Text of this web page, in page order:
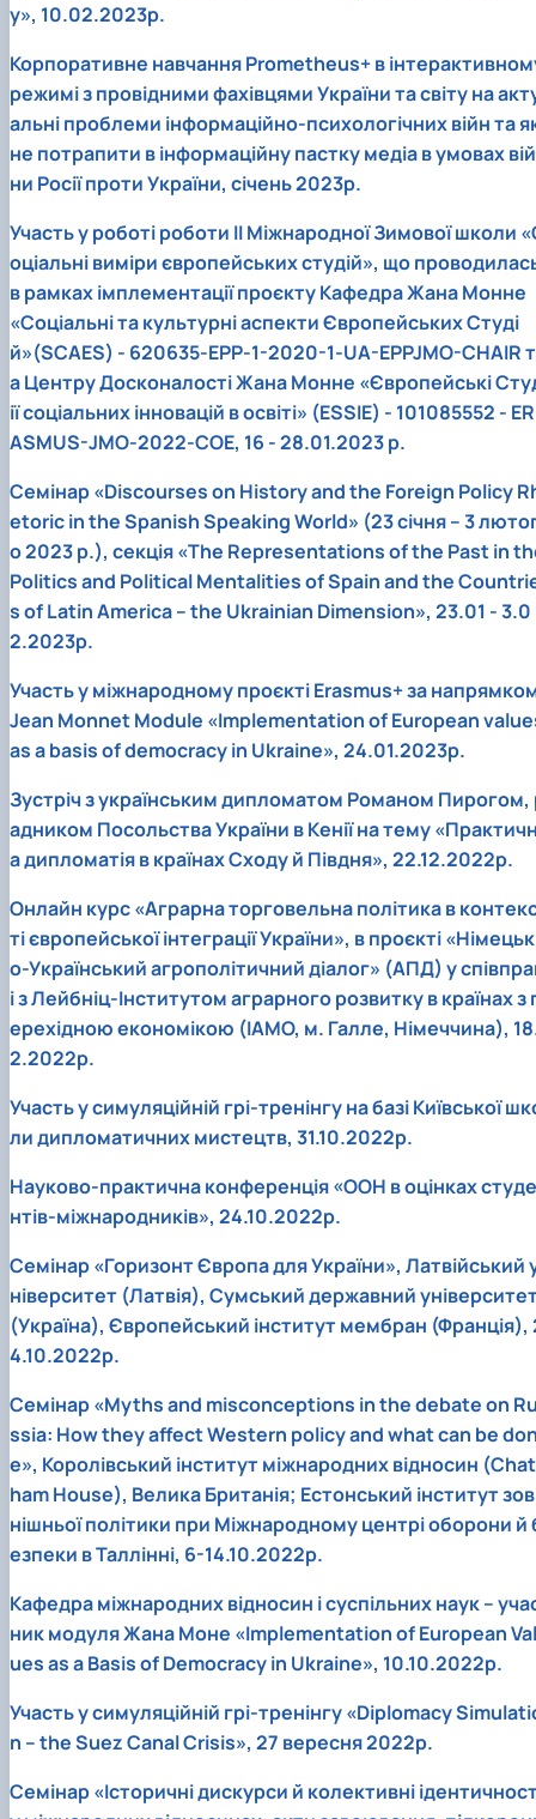
у», 10.02.2023р.
Корпоративне навчання Prometheus+ в
режимі з провідними фахівцями України та світу на
альні проблеми інформаційно-психологічних війн та
не потрапити в інформаційну пастку медіа в умовах вій
ни Росії проти України, січень 2023р.
Участь у роботі роботи ІІ Міжнародної Зимової школи
оціальні виміри європейських студій», що
в рамках імплементації проєкту Кафедра Жана Монне
«Соціальні та культурні аспекти Європейських Студі
й»(SCAES) - 620635-EPP-1-2020-1-UA-EPPJMO-CHAIR т
а Центру Досконалості Жана Монне «Європейські
ії соціальних інновацій в освіті» (ESSIE) - 101085552 - ER
ASMUS-JMO-2022-COE, 16 - 28.01.2023 р.
Семінар «Discourses on History and the Foreign Policy
etoric in the Spanish Speaking World» (23 січня – 3
о 2023 р.), секція «The Representations of the Past in
Politics and Political Mentalities of Spain and the
s of Latin America – the Ukrainian Dimension», 23.01 - 3.0
2.2023р.
Участь у міжнародному проєкті Erasmus+ за
Jean Monnet Module «Implementation of European
as a basis of democracy in Ukraine», 24.01.2023р.
Зустріч з українським дипломатом Романом Пирогом,
адником Посольства України в Кенії на тему
а дипломатія в країнах Сходу й Півдня», 22.12.2022р.
Oнлайн курс «Аграрна торговельна політика в
ті європейської інтеграції України», в проєкті «Німецьк
о-Український агрополітичний діалог» (АПД) у
і з Лейбніц-Інститутом аграрного розвитку в країнах з
ерехідною економікою (IAMO, м. Галле, Німеччина),
2.2022р.
Участь у симуляційній грі-тренінгу на базі Київської
ли дипломатичних мистецтв, 31.10.2022р.
Науково-практична конференція «ООН в оцінках студе
нтів-міжнародників», 24.10.2022р.
Семінар «Горизонт Європа для України», Латвійський
ніверситет (Латвія), Сумський державний
(Україна), Європейський інститут мембран (Франція),
4.10.2022р.
Семінар «Myths and misconceptions in the debate on
ssia: How they affect Western policy and what can be
e», Королівський інститут міжнародних відносин (Chat
ham House), Велика Британія; Естонський інститут зов
нішньої політики при Міжнародному центрі оборони й
езпеки в Таллінні, 6-14.10.2022р.
Кафедра міжнародних відносин і суспільних наук –
ник модуля Жана Моне «Implementation of European Val
ues as a Basis of Democracy in Ukraine», 10.10.2022р.
Участь у симуляційній грі-тренінгу «Diplomacy
n – the Suez Canal Crisis», 27 вересня 2022р.
Семінар «Історичні дискурси й колективні